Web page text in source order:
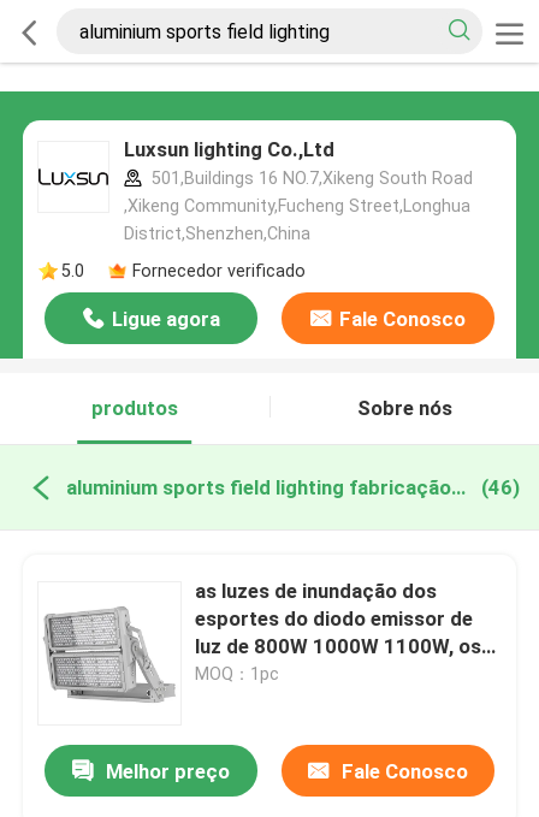
Luxsun lighting Co.,Ltd
501,Buildings 16 NO.7,Xikeng South Road
,Xikeng Community,Fucheng Street,Longhua
District,Shenzhen,China
5.0
Fornecedor verificado
Ligue agora Fale Conosco
produtos Sobre nós
aluminium sports field lighting fabricação online (46)
as luzes de inundação dos
esportes do diodo emissor de
luz de 800W 1000W 1100W, os
esportes de alumínio colocam a
MOQ：1pc
Melhor preço Fale Conosco